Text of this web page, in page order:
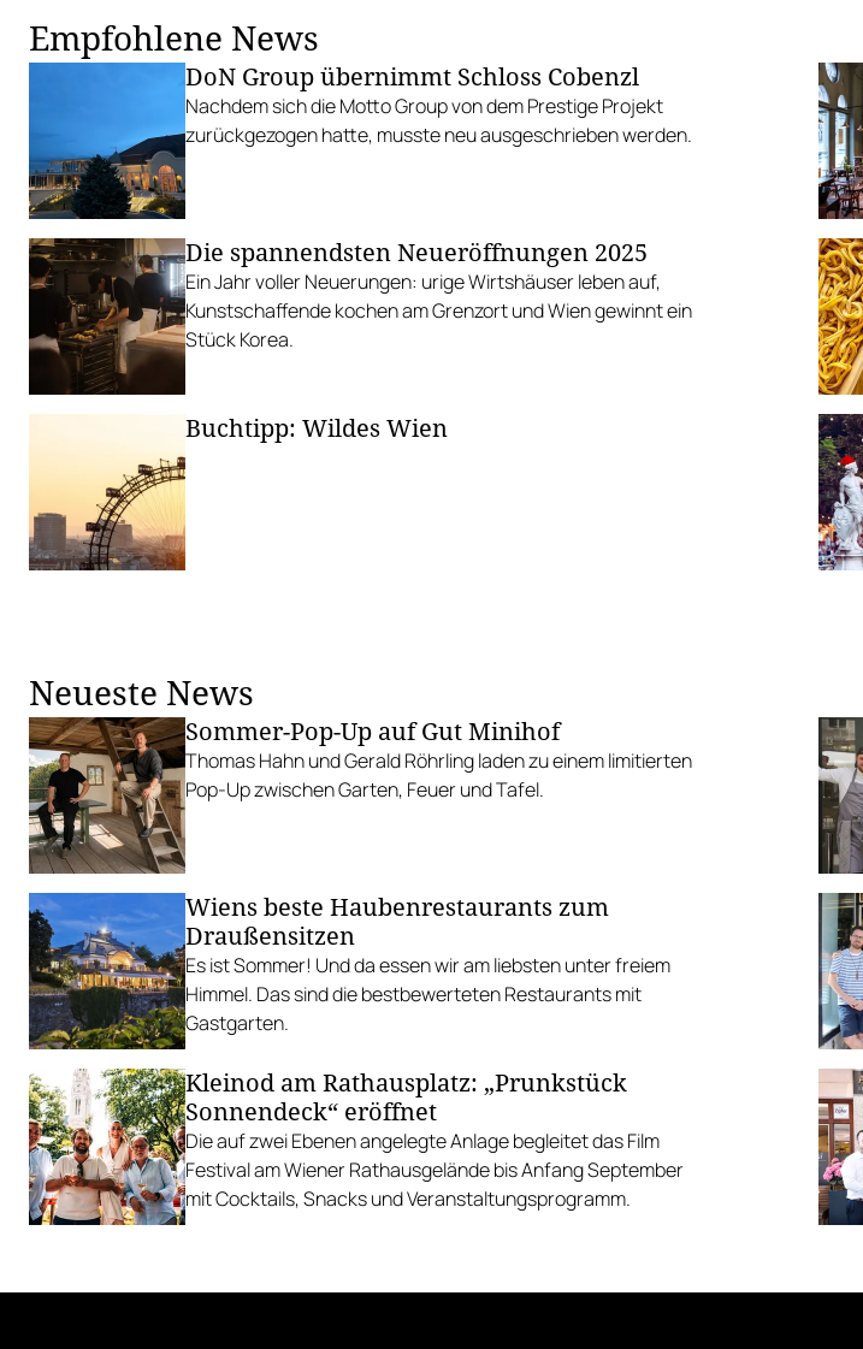
Empfohlene News
DoN Group übernimmt Schloss Cobenzl
Nachdem sich die Motto Group von dem Prestige Projekt
zurückgezogen hatte, musste neu ausgeschrieben werden.
Die spannendsten Neueröffnungen 2025
Ein Jahr voller Neuerungen: urige Wirtshäuser leben auf,
Kunstschaffende kochen am Grenzort und Wien gewinnt ein
Stück Korea.
Buchtipp: Wildes Wien
Neueste News
Sommer-Pop-Up auf Gut Minihof
Thomas Hahn und Gerald Röhrling laden zu einem limitierten
Pop-Up zwischen Garten, Feuer und Tafel.
Wiens beste Haubenrestaurants zum
Draußensitzen
Es ist Sommer! Und da essen wir am liebsten unter freiem
Himmel. Das sind die bestbewerteten Restaurants mit
Gastgarten.
Kleinod am Rathausplatz: „Prunkstück
Sonnendeck“ eröffnet
Die auf zwei Ebenen angelegte Anlage begleitet das Film
Festival am Wiener Rathausgelände bis Anfang September
mit Cocktails, Snacks und Veranstaltungsprogramm.